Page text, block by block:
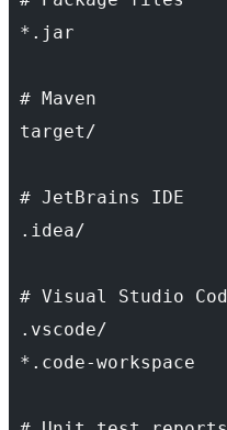
*.jar
# Maven
target/
# JetBrains IDE
.idea/
# Visual Studio
.vscode/
*.code-workspace